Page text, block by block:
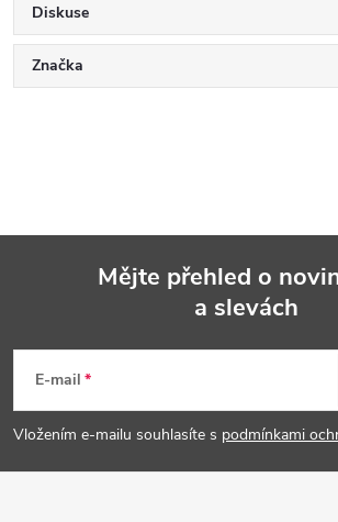
Diskuse
Značka
p
a
Mějte přehled o
a slevách
E-mail
Vložením e-mailu souhlasíte s podmínkami